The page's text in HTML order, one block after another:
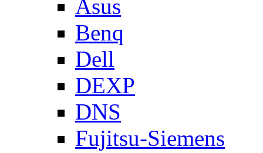
Asus
Benq
Dell
DEXP
DNS
Fujitsu-Siemens